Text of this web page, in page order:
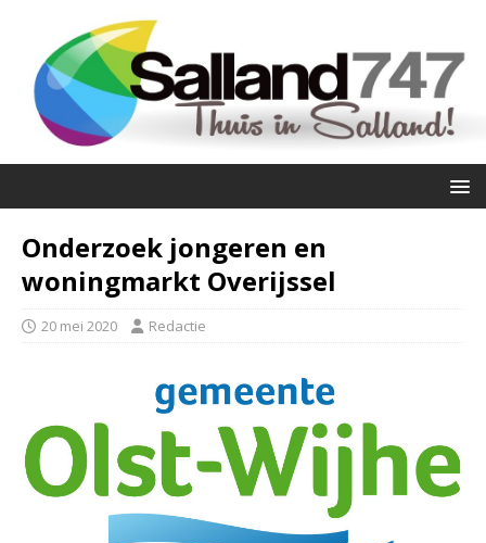
Onderzoek jongeren en
woningmarkt Overijssel
20 mei 2020 Redactie